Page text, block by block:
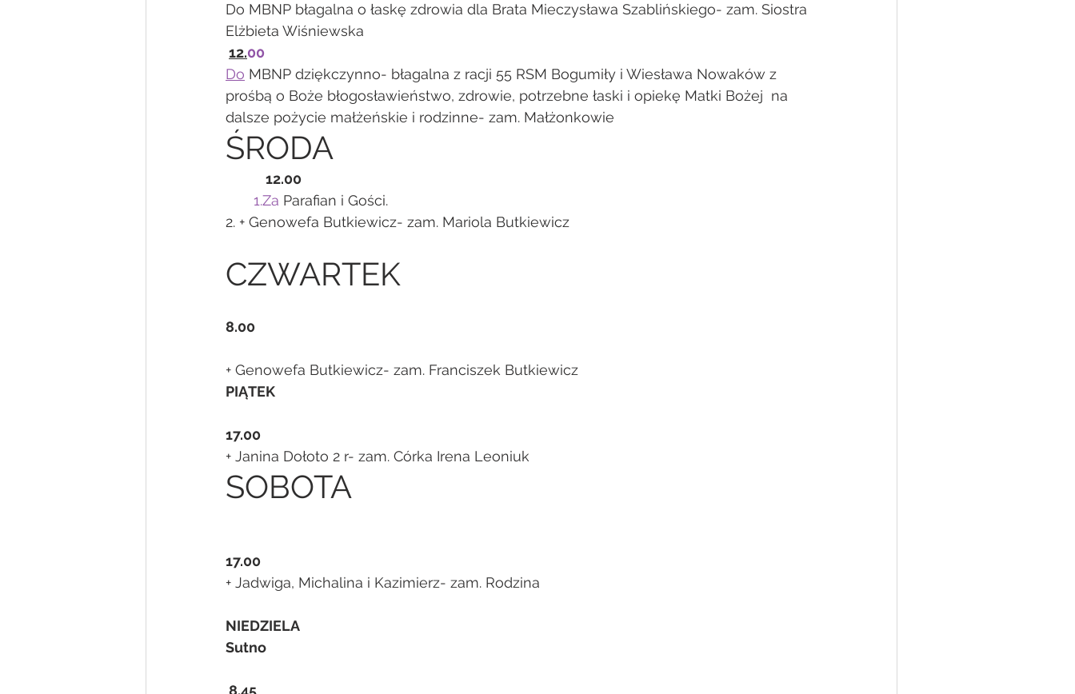
Do MBNP błagalna o łaskę zdrowia dla Brata Mieczysława Szablińskiego- zam. Siostra
Elżbieta Wiśniewska
12.00
Do MBNP dziękczynno- błagalna z racji 55 RSM Bogumiły i Wiesława Nowaków z
prośbą o Boże błogosławieństwo, zdrowie, potrzebne łaski i opiekę Matki Bożej  na
dalsze pożycie małżeńskie i rodzinne- zam. Małżonkowie
ŚRODA
12.00
1.Za Parafian i Gości.
2. + Genowefa Butkiewicz- zam. Mariola Butkiewicz
CZWARTEK
8.00
+ Genowefa Butkiewicz- zam. Franciszek Butkiewicz
PIĄTEK
17.00
+ Janina Dołoto 2 r- zam. Córka Irena Leoniuk
SOBOTA
17.00
+ Jadwiga, Michalina i Kazimierz- zam. Rodzina
NIEDZIELA
Sutno
8.45